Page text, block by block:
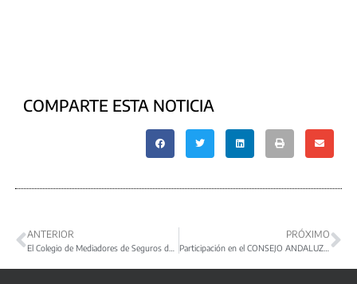
COMPARTE ESTA NOTICIA
ANTERIOR PRÓXIMO
Participación en el CONSEJO ANDALUZ DE COLEGIOS DE MEDIADORES DE SEGUROS